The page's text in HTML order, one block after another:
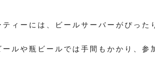
ィーには、ビールサーバーがぴった
ルや瓶ビールでは手間もかかり、